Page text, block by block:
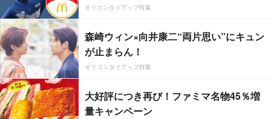
オリコンタイアップ特集
森崎ウィン×向井康二“両片思い”にキュン
が止まらん！
オリコンタイアップ特集
大好評につき再び！ファミマ名物45％増
量キャンペーン